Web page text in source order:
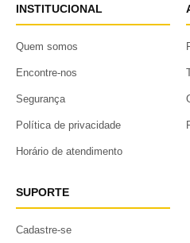
INSTITUCIONAL
Quem somos
Encontre-nos
Segurança
Política de privacidade
Horário de atendimento
SUPORTE
Cadastre-se